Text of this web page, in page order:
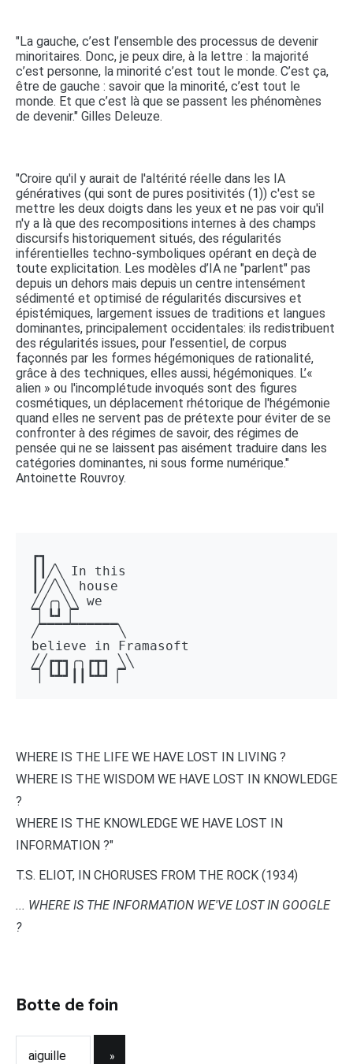
"La gauche, c’est l’ensemble des processus de devenir
minoritaires. Donc, je peux dire, à la lettre : la majorité
c’est personne, la minorité c’est tout le monde. C’est ça,
être de gauche : savoir que la minorité, c’est tout le
monde. Et que c’est là que se passent les phénomènes
de devenir." Gilles Deleuze.
"Croire qu'il y aurait de l'altérité réelle dans les IA
génératives (qui sont de pures positivités (1)) c'est se
mettre les deux doigts dans les yeux et ne pas voir qu'il
n'y a là que des recompositions internes à des champs
discursifs historiquement situés, des régularités
inférentielles techno-symboliques opérant en deçà de
toute explicitation. Les modèles d’IA ne "parlent" pas
depuis un dehors mais depuis un centre intensément
sédimenté et optimisé de régularités discursives et
épistémiques, largement issues de traditions et langues
dominantes, principalement occidentales: ils redistribuent
des régularités issues, pour l’essentiel, de corpus
façonnés par les formes hégémoniques de rationalité,
grâce à des techniques, elles aussi, hégémoniques. L’«
alien » ou l'incomplétude invoqués sont des figures
cosmétiques, un déplacement rhétorique de l'hégémonie
quand elles ne servent pas de prétexte pour éviter de se
confronter à des régimes de savoir, des régimes de
pensée qui ne se laissent pas aisément traduire dans les
catégories dominantes, ni sous forme numérique."
Antoinette Rouvroy.
┏┓
┃┃╱╲ In this
┃╱╱╲╲ house
╱╱╭╮╲╲ we
▔▏┗┛▕▔
╱▔▔▔▔▔▔▔▔▔▔╲
believe in Framasoft
╱╱┏┳┓╭╮┏┳┓ ╲╲
▔▏┗┻┛┃┃┗┻┛▕▔
WHERE IS THE LIFE WE HAVE LOST IN LIVING ?
WHERE IS THE WISDOM WE HAVE LOST IN KNOWLEDGE
?
WHERE IS THE KNOWLEDGE WE HAVE LOST IN
INFORMATION ?"
T.S. ELIOT, IN CHORUSES FROM THE ROCK (1934)
... WHERE IS THE INFORMATION WE'VE LOST IN GOOGLE
?
Botte de foin